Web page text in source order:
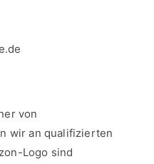
von
wir an qualifizierten
Logo sind